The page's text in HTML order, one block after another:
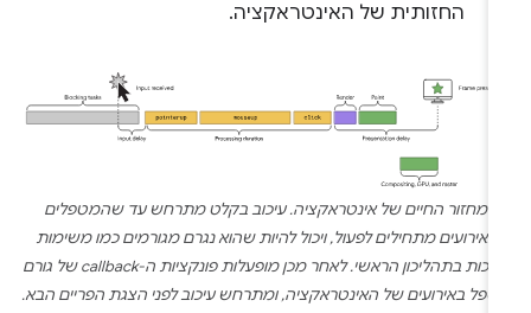
החזותית של האינטראקציה.
מחזור החיים של אינטראקציה. עיכוב בקלט מתרחש עד שהמטפלים
באירועים מתחילים לפעול, ויכול להיות שהוא נגרם מגורמים כמו משימות
ארוכות בתהליכון הראשי. לאחר מכן מופעלות פונקציות ה-callback של גורם
באירועים של האינטראקציה, ומתרחש עיכוב לפני הצגת הפריים הבא.